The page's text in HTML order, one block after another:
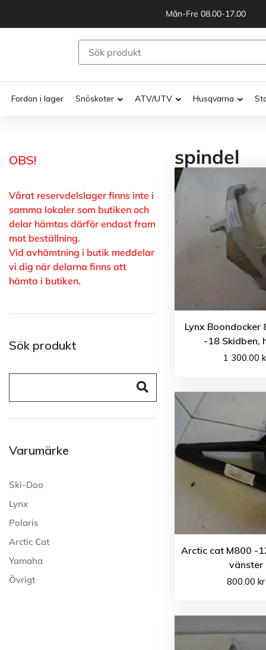
Mån-Fre 08.00-17.00
Fordon i lager Snöskoter ATV/UTV Husqvarna
OBS!
Vårat reservdelslager finns inte i
samma lokaler som butiken och
delar hämtas därför endast fram
mot beställning.
Vid avhämtning i butik meddelar
vi dig när delarna finns att
hämta i butiken.
Sök produkt
Varumärke
Ski-Doo
Lynx
Polaris
Arctic Cat
Yamaha
Övrigt
spindel
Lynx Boondocker
-18 Skidben,
1 300.00
Arctic cat M800 -
vänster
800.00kr